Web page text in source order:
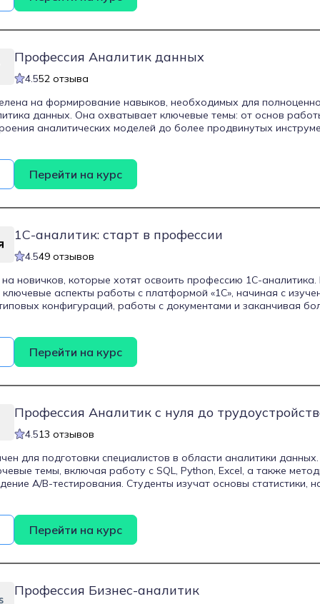
Профессия Аналитик данных
4.552 отзыва
на формирование навыков, необходимых для
данных. Она охватывает ключевые темы: от основ
аналитических моделей до более продвинутых
осваивают важные аналитические инструменты и методы,
и визуализировать данные, выявлять и
аналитические отчеты. Программа рассчитана на практику,
проекты, что позволяет студентам почувствовать себя в
Перейти на курс
1С-аналитик: старт в профессии
4.549 отзывов
новичков, которые хотят освоить профессию 1С-
аспекты работы с платформой «1С», начиная с
конфигураций, работы с документами и заканчивая
и эффективно ставить задачи разработчикам. Программа
которых студенты совмещают 86 часов теоретических
выполняя реальные проекты, что помогает в
компанией «1С», что подтверждает ее
Перейти на курс
Профессия Аналитик с нуля до
4.513 отзывов
для подготовки специалистов в области аналитики
темы, включая работу с SQL, Python, Excel, а также
A/B-тестирования. Студенты изучат основы статистики,
стремится углубить свои знания в этой области.
Перейти на курс
Профессия Бизнес-аналитик